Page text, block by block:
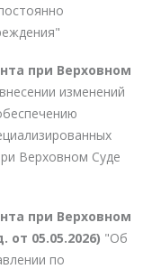
при Верховном
изменений
Верховном Суде
при Верховном
от 05.05.2026) "Об
по